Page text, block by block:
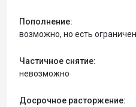
Пополнение:
возможно, но есть
Частичное снятие:
невозможно
Досрочное расторжение: